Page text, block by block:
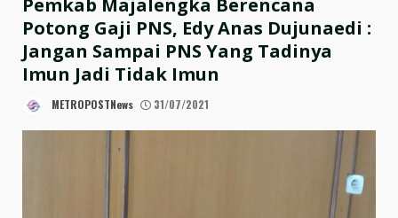
Pemkab Majalengka Berencana
Potong Gaji PNS, Edy Anas Dujunaedi :
Jangan Sampai PNS Yang Tadinya
Imun Jadi Tidak Imun
METROPOSTNews 31/07/2021